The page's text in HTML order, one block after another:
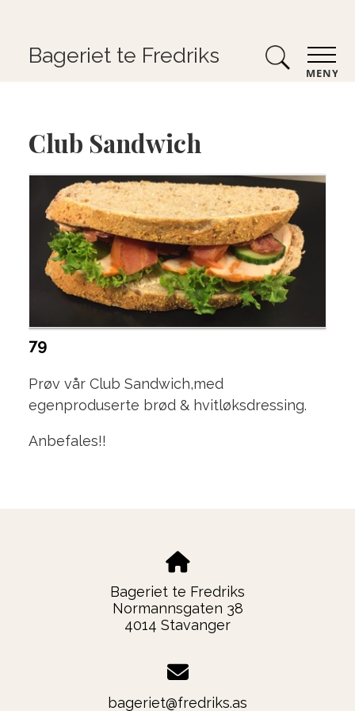
Bageriet te Fredriks
MENY
Club Sandwich
79
Prøv vår Club Sandwich,med
egenproduserte brød & hvitløksdressing.
Anbefales!!
Bageriet te Fredriks
Normannsgaten 38
4014 Stavanger
bageriet@fredriks.as